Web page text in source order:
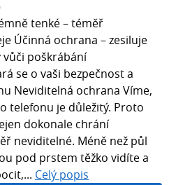
tenké – téměř
Účinná ochrana – zesiluje
vůči poškrábání
se o vaši bezpečnost a
Neviditelná ochrana Víme,
telefonu je důležitý. Proto
dokonale chrání
neviditelné. Méně než půl
pod prstem těžko vidíte a
Celý popis